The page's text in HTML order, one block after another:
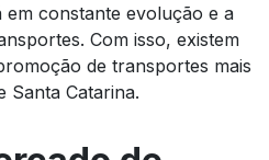
em constante evolução e a
Com isso, existem
de transportes mais
Santa Catarina.